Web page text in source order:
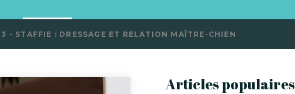
3 - STAFFIE : DRESSAGE ET RELATION MAÎTRE-CHIEN
Articles populaires